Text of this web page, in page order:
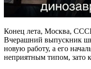
Конец лета, Москва,
Вчерашний выпускник
новую работу, а его
неприятным типом, зато